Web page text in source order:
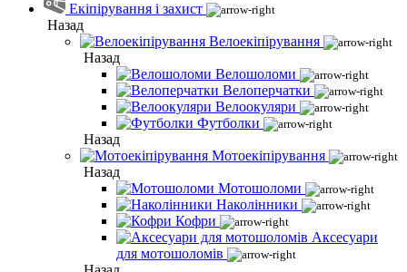
Екіпірування і захист
Назад
Велоекіпірування
Назад
Велошоломи
Велоперчатки
Велоокуляри
Футболки
Назад
Мотоекіпірування
Назад
Мотошоломи
Наколінники
Кофри
Аксесуари
для мотошоломів